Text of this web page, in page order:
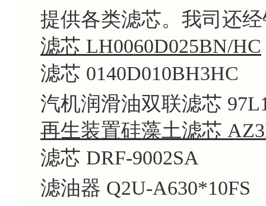
提供各类滤芯。我司还
滤芯 LH0060D025BN/HC
滤芯 0140D010BH3HC
汽机润滑油双联滤芯
再生装置硅藻土滤芯
滤芯 DRF-9002SA
滤油器 Q2U-A630*10FS